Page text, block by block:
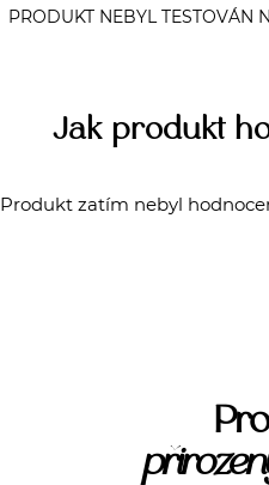
Jak produkt
Produkt zatím nebyl